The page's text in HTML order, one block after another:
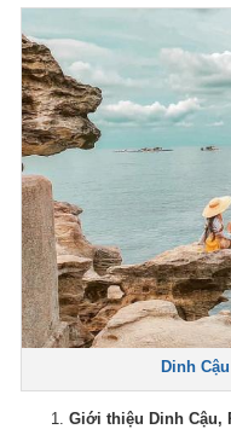
Dinh
Giới thiệu Dinh Cậu,